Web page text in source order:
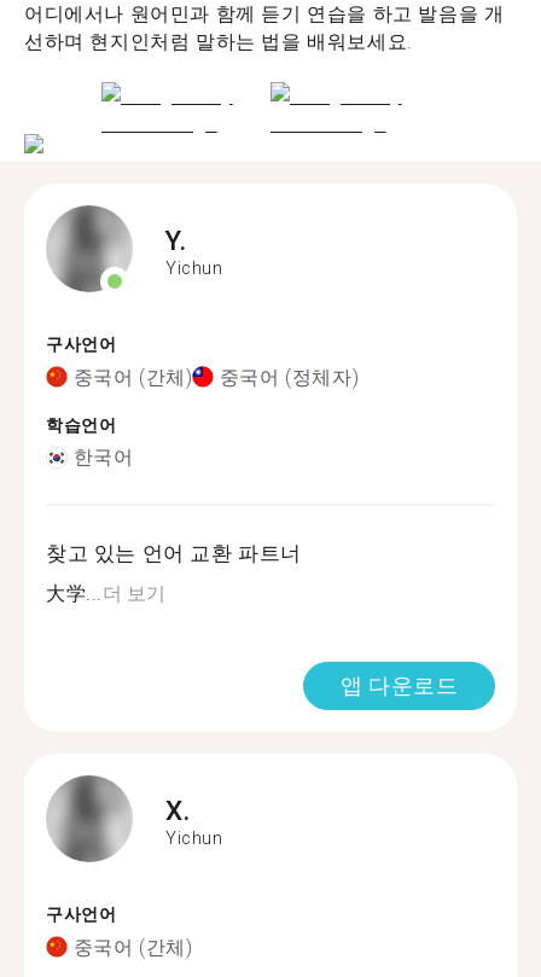
어디에서나 원어민과 함께 듣기 연습을 하고 발음을 개
선하며 현지인처럼 말하는 법을 배워보세요.
Y.
Yichun
구사언어
중국어 (간체) 중국어 (정체자)
학습언어
한국어
찾고 있는 언어 교환 파트너
大学...더 보기
앱 다운로드
X.
Yichun
구사언어
중국어 (간체)